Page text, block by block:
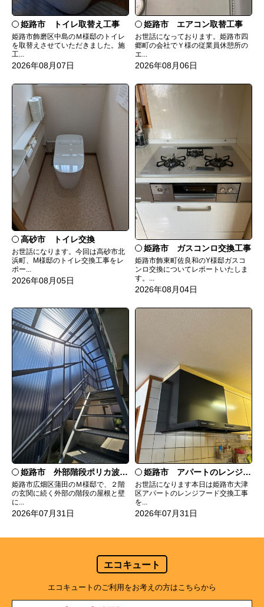
姫路市 トイレ取替え工事
姫路市飾磨区中島のＭ様邸のトイレ
を取替えさせていただきました。施
工...
2026年08月07日
姫路市 エアコン取替工事
お世話になっております。姫路市四
郷町の会社でＹ様の従業員休憩所の
エ...
2026年08月06日
高砂市 トイレ交換
お世話になります。今回は高砂市北
浜町、M様邸のトイレ交換工事をレ
ポー...
2026年08月05日
姫路市 ガスコンロ交換工事
姫路市飾東町佐良和のY様邸ガスコ
ンロ交換についてレポートいたしま
す。...
2026年08月04日
姫路市 外部階段ポリカ波板張替工事
姫路市広畑区蒲田のＭ様邸で、２階
の玄関に続く外部の階段の屋根と壁
に...
2026年07月31日
姫路市 アパートのレンジフード交換
お世話になります本日は姫路市大津
区アパートのレンジフード交換工事
を...
2026年07月31日
エコキュート
エコキュートのご利用をお考えの方はこちらから